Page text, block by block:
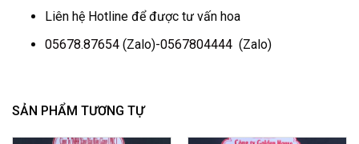
Liên hệ Hotline để được tư vấn hoa
05678.87654(Zalo)-0567804444(Zalo)
SẢN PHẨM TƯƠNG TỰ